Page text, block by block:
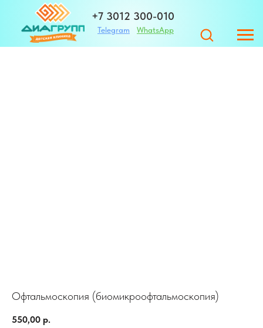
+7 3012 300-010
WhatsApp
Telegram
Офтальмоскопия (биомикроофтальмоскопия)
550,00 р.